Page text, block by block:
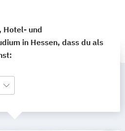
Hotel- und
in Hessen, dass du als